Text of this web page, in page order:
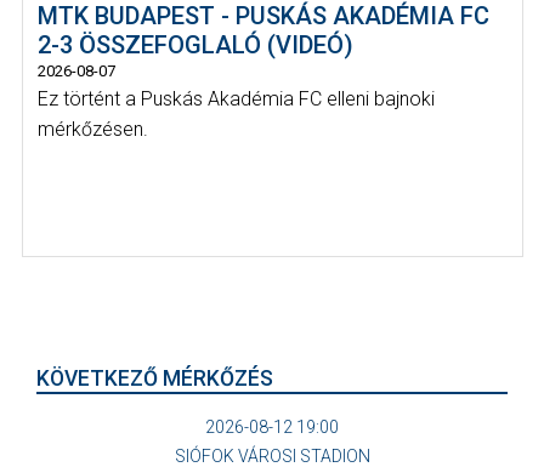
MTK BUDAPEST - PUSKÁS AKADÉMIA FC
2-3 ÖSSZEFOGLALÓ (VIDEÓ)
2026-08-07
Ez történt a Puskás Akadémia FC elleni bajnoki
mérkőzésen.
KÖVETKEZŐ MÉRKŐZÉS
2026-08-12 19:00
SIÓFOK VÁROSI STADION